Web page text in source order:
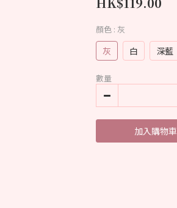
顏色 : 灰
灰 白 深藍
數量
加入購物車